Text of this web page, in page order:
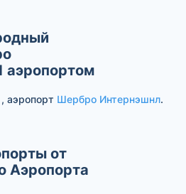
аэропортом
, аэропорт Шербро Интернэшнл.
от
Аэропорта